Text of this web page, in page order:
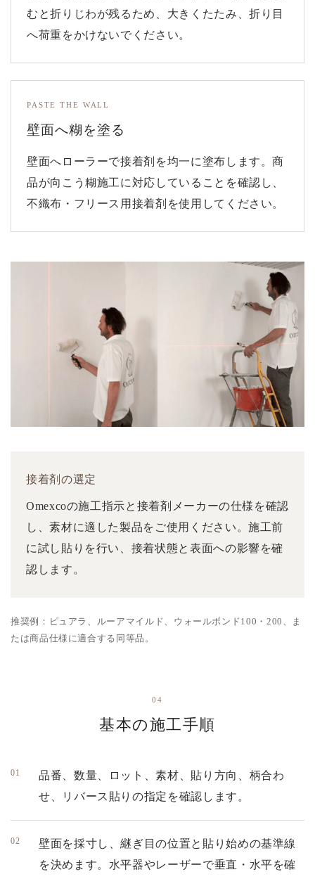
むと折りじわが残るため、大きくたたみ、折り目
へ荷重をかけないでください。
PASTE THE WALL
壁面へ糊を塗る
壁面へローラーで接着剤を均一に塗布します。商
品が向こう糊施工に対応していることを確認し、
不織布・フリース用接着剤を使用してください。
接着剤の選定
Omexcoの施工指示と接着剤メーカーの仕様を確認
し、素材に適した製品をご使用ください。施工前
に試し貼りを行い、接着状態と表面への影響を確
認します。
推奨例：ピュアラ、ルーアマイルド、ウォールボンド100・200、ま
たは商品仕様に適合する同等品。
04
基本の施工手順
品番、数量、ロット、素材、貼り方向、柄合わ
せ、リバース貼りの指定を確認します。
壁面を採寸し、継ぎ目の位置と貼り始めの基準線
を決めます。水平器やレーザーで垂直・水平を確